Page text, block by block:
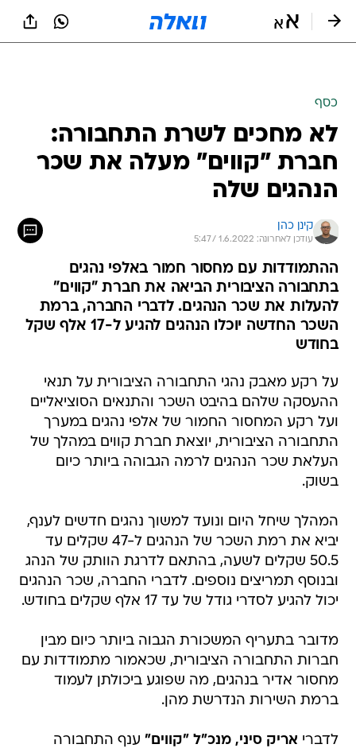
כסף
לא מחכים לשרת התחבורה:
חברת "קווים" מעלה את שכר
הנהגים שלה
קינן כהן
עודכן לאחרונה: 1.6.2022 / 5:47
ההתמודדות עם מחסור חמור באלפי נהגים
בתחבורה הציבורית הביאה את חברת "קווים"
להעלות את שכר הנהגים. לדברי החברה, ברמת
השכר החדשה יוכלו הנהגים להגיע ל-17 אלף שקל
בחודש
על רקע מאבק נהגי התחבורה הציבורית על תנאי
ההעסקה שלהם בהיבט השכר והתנאים הסוציאליים
ועל רקע המחסור החמור של אלפי נהגים במערך
התחבורה הציבורית, יוצאת חברת קווים במהלך של
העלאת שכר הנהגים לרמה הגבוהה ביותר כיום
בשוק.
המהלך שיחל היום ונועד למשוך נהגים חדשים לענף,
יביא את רמת השכר של הנהגים ל-47 שקלים עד
50.5 שקלים לשעה, בהתאם לדרגת הוותק של הנהג
ובנוסף תמריצים נוספים. לדברי החברה, שכר הנהגים
יכול להגיע לסדרי גודל של עד 17 אלף שקלים בחודש.
מדובר בתעריף המשכורת הגבוה ביותר כיום מבין
חברות התחבורה הציבורית, שכאמור מתמודדות עם
מחסור אדיר בנהגים, מה שפוגע ביכולתן לעמוד
ברמת השירות הנדרשת מהן.
לדברי אריק סיני, מנכ"ל "קווים" ענף התחבורה